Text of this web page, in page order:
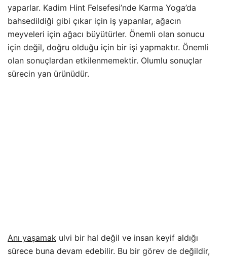
yaparlar. Kadim Hint Felsefesi’nde Karma Yoga’da
bahsedildiği gibi çıkar için iş yapanlar, ağacın
meyveleri için ağacı büyütürler. Önemli olan sonucu
için değil, doğru olduğu için bir işi yapmaktır. Önemli
olan sonuçlardan etkilenmemektir. Olumlu sonuçlar
sürecin yan ürünüdür.
Anı yaşamak ulvi bir hal değil ve insan keyif aldığı
sürece buna devam edebilir. Bu bir görev de değildir,